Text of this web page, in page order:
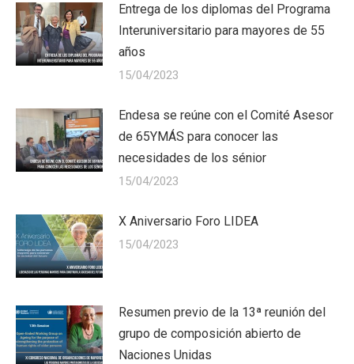
Entrega de los diplomas del Programa
Interuniversitario para mayores de 55
años
15/04/2023
Endesa se reúne con el Comité Asesor
de 65YMÁS para conocer las
necesidades de los sénior
15/04/2023
X Aniversario Foro LIDEA
15/04/2023
Resumen previo de la 13ª reunión del
grupo de composición abierto de
Naciones Unidas